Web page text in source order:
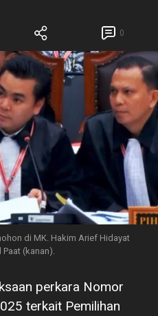
0
di MK. Hakim Arief Hidayat
(kanan).
perkara Nomor
terkait Pemilihan